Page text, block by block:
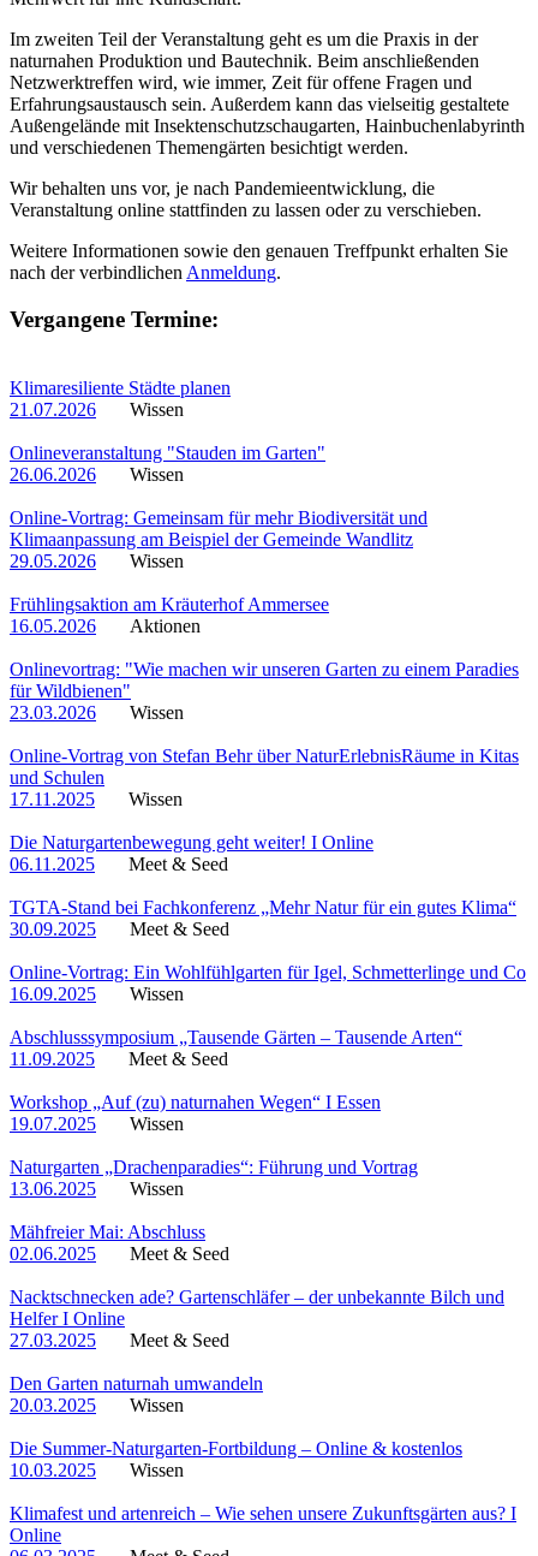
Im zweiten Teil der Veranstaltung geht es um die Praxis in der
naturnahen Produktion und Bautechnik. Beim anschließenden
Netzwerktreffen wird, wie immer, Zeit für offene Fragen und
Erfahrungsaustausch sein. Außerdem kann das vielseitig gestaltete
Außengelände mit Insektenschutzschaugarten, Hainbuchenlabyrinth
und verschiedenen Themengärten besichtigt werden.
Wir behalten uns vor, je nach Pandemieentwicklung, die
Veranstaltung online stattfinden zu lassen oder zu verschieben.
Weitere Informationen sowie den genauen Treffpunkt erhalten Sie
nach der verbindlichen Anmeldung.
Vergangene Termine:
Klimaresiliente Städte planen
21.07.2026
Wissen
Onlineveranstaltung "Stauden im Garten"
26.06.2026
Wissen
Online-Vortrag: Gemeinsam für mehr Biodiversität und
Klimaanpassung am Beispiel der Gemeinde Wandlitz
29.05.2026
Wissen
Frühlingsaktion am Kräuterhof Ammersee
16.05.2026
Aktionen
Onlinevortrag: "Wie machen wir unseren Garten zu einem Paradies
für Wildbienen"
23.03.2026
Wissen
Online-Vortrag von Stefan Behr über NaturErlebnisRäume in Kitas
und Schulen
17.11.2025
Wissen
Die Naturgartenbewegung geht weiter! I Online
06.11.2025
Meet & Seed
TGTA-Stand bei Fachkonferenz „Mehr Natur für ein gutes Klima“
30.09.2025
Meet & Seed
Online-Vortrag: Ein Wohlfühlgarten für Igel, Schmetterlinge und Co
16.09.2025
Wissen
Abschlusssymposium „Tausende Gärten – Tausende Arten“
11.09.2025
Meet & Seed
Workshop „Auf (zu) naturnahen Wegen“ I Essen
19.07.2025
Wissen
Naturgarten „Drachenparadies“: Führung und Vortrag
13.06.2025
Wissen
Mähfreier Mai: Abschluss
02.06.2025
Meet & Seed
Nacktschnecken ade? Gartenschläfer – der unbekannte Bilch und
Helfer I Online
27.03.2025
Meet & Seed
Den Garten naturnah umwandeln
20.03.2025
Wissen
Die Summer-Naturgarten-Fortbildung – Online & kostenlos
10.03.2025
Wissen
Klimafest und artenreich – Wie sehen unsere Zukunftsgärten aus? I
Online